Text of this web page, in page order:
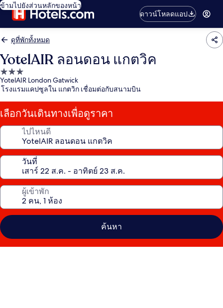
ข้ามไปยังส่วนหลักของหน้า
ดาวน์โหลดแอป
ดูที่พักทั้งหมด
YotelAIR ลอนดอน แกตวิค
ที่พัก
3.0
YotelAIR London Gatwick
โรงแรมแคปซูลใน แกตวิก เชื่อมต่อกับสนามบิน
เลือกวันเดินทางเพื่อดูราคา
ไปไหนดี
วันที่
ผู้เข้าพัก
ค้นหา